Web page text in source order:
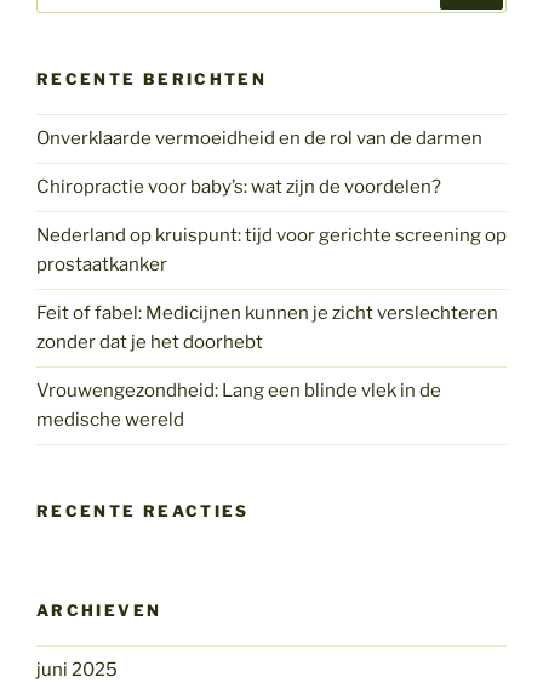
RECENTE BERICHTEN
Onverklaarde vermoeidheid en de rol van de darmen
Chiropractie voor baby’s: wat zijn de voordelen?
Nederland op kruispunt: tijd voor gerichte screening op
prostaatkanker
Feit of fabel: Medicijnen kunnen je zicht verslechteren
zonder dat je het doorhebt
Vrouwengezondheid: Lang een blinde vlek in de
medische wereld
RECENTE REACTIES
ARCHIEVEN
juni 2025